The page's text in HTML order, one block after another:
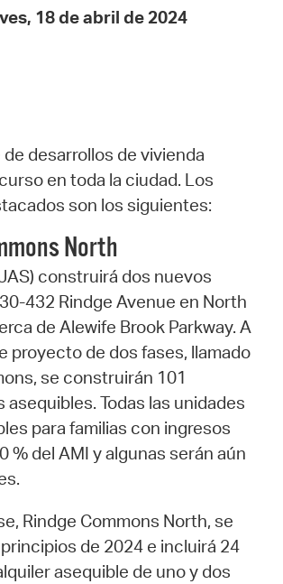
18 de abril de 2024
de desarrollos de vivienda
en toda la ciudad. Los
son los siguientes:
North
construirá dos nuevos
432 Rindge Avenue en North
de Alewife Brook Parkway. A
proyecto de dos fases, llamado
se construirán 101
Todas las unidades
para familias con ingresos
% del AMI y algunas serán aún
Rindge Commons North, se
de 2024 e incluirá 24
asequible de uno y dos